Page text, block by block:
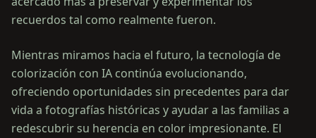
recuerdos tal como realmente fueron.
Mientras miramos hacia el futuro, la tecnología de
colorización con IA continúa evolucionando,
ofreciendo oportunidades sin precedentes para dar
vida a fotografías históricas y ayudar a las familias a
redescubrir su herencia en color impresionante. El